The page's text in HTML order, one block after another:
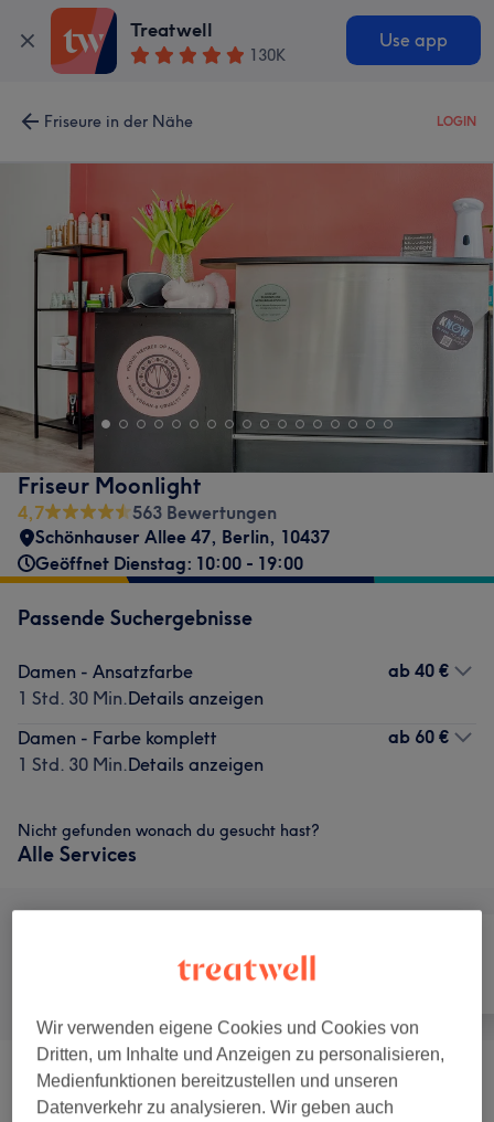
Treatwell
130K
Use app
Friseure in der Nähe LOGIN
Friseur Moonlight
4,7
563 Bewertungen
Schönhauser Allee 47, Berlin, 10437
Geöffnet Dienstag: 10:00 - 19:00
Passende Suchergebnisse
Damen - Ansatzfarbe
1 Std. 30 Min.Details anzeigen
ab 40 €
Damen - Farbe komplett
1 Std. 30 Min.Details anzeigen
ab 60 €
Nicht gefunden wonach du gesucht hast?
Alle Services
Friseur
Damen - Haarschnitte & Stylings ( 6) ab 6 €
Wir verwenden eigene Cookies und Cookies von
Dritten, um Inhalte und Anzeigen zu personalisieren,
Medienfunktionen bereitzustellen und unseren
Datenverkehr zu analysieren. Wir geben auch